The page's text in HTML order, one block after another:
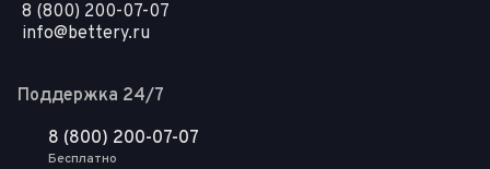
8 (800) 200-07-07
info@bettery.ru
Поддержка 24/7
8 (800) 200-07-07
Бесплатно